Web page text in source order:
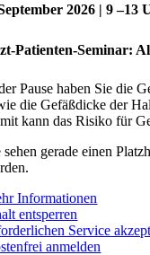
2026 | 9
Patienten-Seminar:
Pause haben Sie die
die Gefäßdicke der
kann das Risiko für
sehen gerade einen
Informationen
entsperren
Service
anmelden